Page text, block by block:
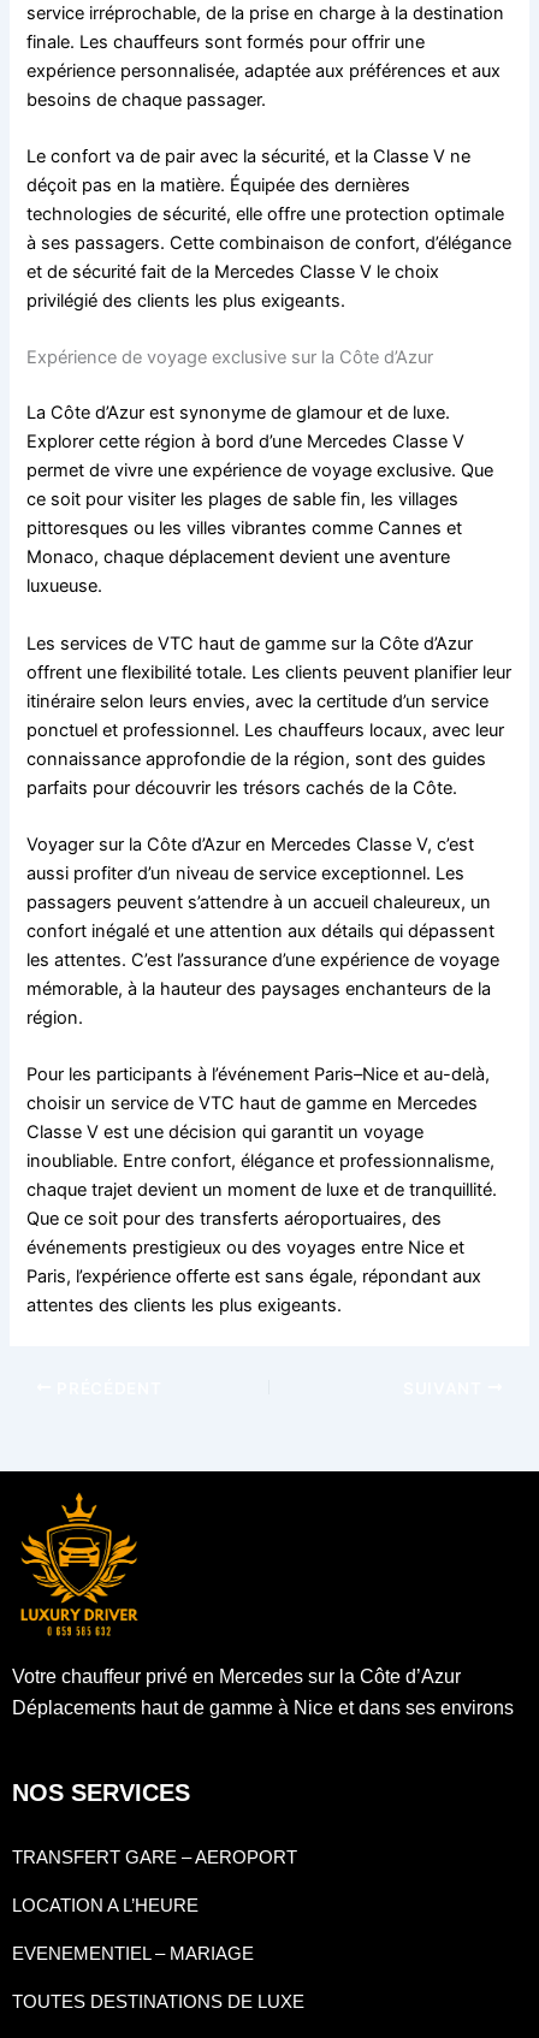
service irréprochable, de la prise en charge à la destination
finale. Les chauffeurs sont formés pour offrir une
expérience personnalisée, adaptée aux préférences et aux
besoins de chaque passager.
Le confort va de pair avec la sécurité, et la Classe V ne
déçoit pas en la matière. Équipée des dernières
technologies de sécurité, elle offre une protection optimale
à ses passagers. Cette combinaison de confort, d’élégance
et de sécurité fait de la Mercedes Classe V le choix
privilégié des clients les plus exigeants.
Expérience de voyage exclusive sur la Côte d’Azur
La Côte d’Azur est synonyme de glamour et de luxe.
Explorer cette région à bord d’une Mercedes Classe V
permet de vivre une expérience de voyage exclusive. Que
ce soit pour visiter les plages de sable fin, les villages
pittoresques ou les villes vibrantes comme Cannes et
Monaco, chaque déplacement devient une aventure
luxueuse.
Les services de VTC haut de gamme sur la Côte d’Azur
offrent une flexibilité totale. Les clients peuvent planifier leur
itinéraire selon leurs envies, avec la certitude d’un service
ponctuel et professionnel. Les chauffeurs locaux, avec leur
connaissance approfondie de la région, sont des guides
parfaits pour découvrir les trésors cachés de la Côte.
Voyager sur la Côte d’Azur en Mercedes Classe V, c’est
aussi profiter d’un niveau de service exceptionnel. Les
passagers peuvent s’attendre à un accueil chaleureux, un
confort inégalé et une attention aux détails qui dépassent
les attentes. C’est l’assurance d’une expérience de voyage
mémorable, à la hauteur des paysages enchanteurs de la
région.
Pour les participants à l’événement Paris–Nice et au-delà,
choisir un service de VTC haut de gamme en Mercedes
Classe V est une décision qui garantit un voyage
inoubliable. Entre confort, élégance et professionnalisme,
chaque trajet devient un moment de luxe et de tranquillité.
Que ce soit pour des transferts aéroportuaires, des
événements prestigieux ou des voyages entre Nice et
Paris, l’expérience offerte est sans égale, répondant aux
attentes des clients les plus exigeants.
Votre chauffeur privé en Mercedes sur la Côte d’Azur
Déplacements haut de gamme à Nice et dans ses environs
NOS SERVICES
TRANSFERT GARE – AEROPORT
LOCATION A L’HEURE
EVENEMENTIEL – MARIAGE
TOUTES DESTINATIONS DE LUXE